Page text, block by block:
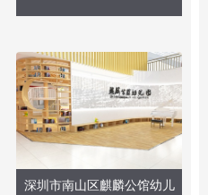
深圳市南山区麒麟公馆幼儿